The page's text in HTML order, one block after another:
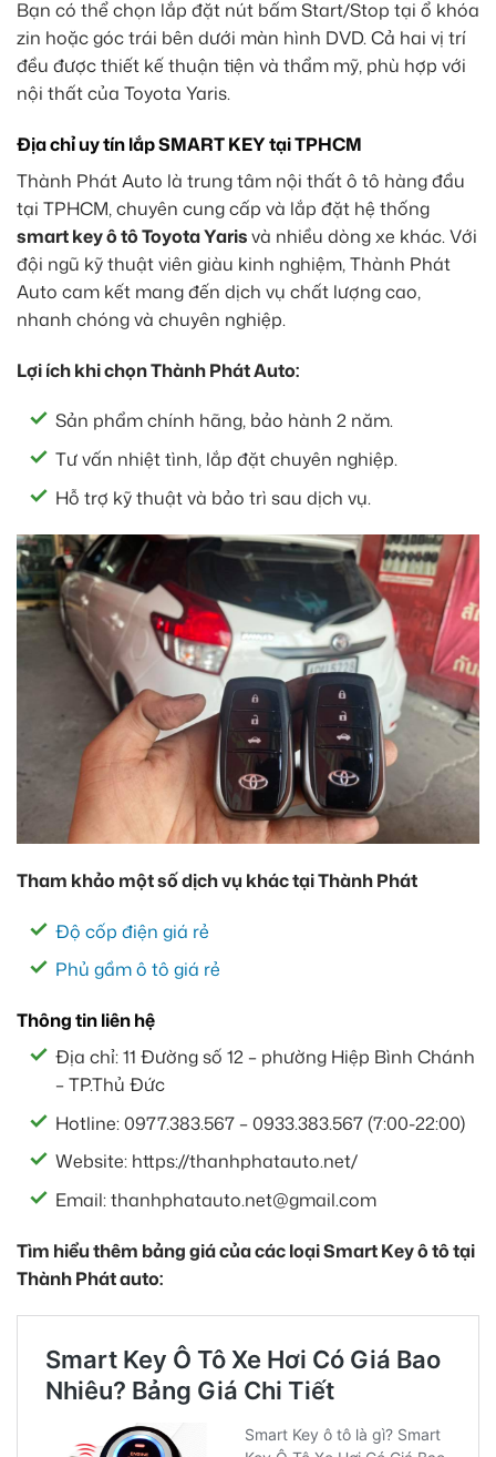
Bạn có thể chọn lắp đặt nút bấm Start/Stop tại ổ khóa
zin hoặc góc trái bên dưới màn hình DVD. Cả hai vị trí
đều được thiết kế thuận tiện và thẩm mỹ, phù hợp với
nội thất của Toyota Yaris.
Địa chỉ uy tín lắp SMART KEY tại TPHCM
Thành Phát Auto là trung tâm nội thất ô tô hàng đầu
tại TPHCM, chuyên cung cấp và lắp đặt hệ thống
smart key ô tô Toyota Yarisvà nhiều dòng xe khác. Với
đội ngũ kỹ thuật viên giàu kinh nghiệm, Thành Phát
Auto cam kết mang đến dịch vụ chất lượng cao,
nhanh chóng và chuyên nghiệp.
Lợi ích khi chọn Thành Phát Auto:
Sản phẩm chính hãng, bảo hành 2 năm.
Tư vấn nhiệt tình, lắp đặt chuyên nghiệp.
Hỗ trợ kỹ thuật và bảo trì sau dịch vụ.
Tham khảo một số dịch vụ khác tại Thành Phát
Độ cốp điện giá rẻ
Phủ gầm ô tô giá rẻ
Thông tin liên hệ
Địa chỉ: 11 Đường số 12 – phường Hiệp Bình Chánh
– TP.Thủ Đức
Hotline: 0977.383.567 – 0933.383.567 (7:00-22:00)
Website: https://thanhphatauto.net/
Email: thanhphatauto.net@gmail.com
Tìm hiểu thêm bảng giá của các loại Smart Key ô tô tại
Thành Phát auto: